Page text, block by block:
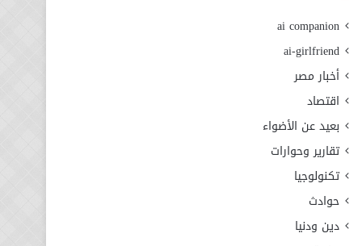
ai companion
ai-girlfriend
أخبار مصر
اقتصاد
بعيد عن الأضواء
تقارير وحوارات
تكنولوجيا
حوادث
دين ودنيا